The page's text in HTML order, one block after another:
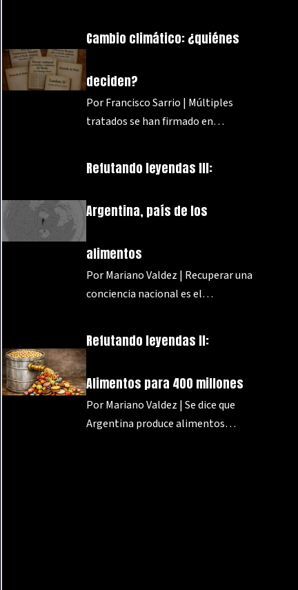
Cambio climático: ¿quiénes
deciden?
Por Francisco Sarrio | Múltiples
tratados se han firmado en…
Refutando leyendas III:
Argentina, país de los
alimentos
Por Mariano Valdez | Recuperar una
conciencia nacional es el…
Refutando leyendas II:
Alimentos para 400 millones
Por Mariano Valdez | Se dice que
Argentina produce alimentos…